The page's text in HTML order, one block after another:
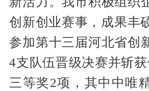
创新创业赛事，成果丰
参加第十三届河北省创
4支队伍晋级决赛并斩获
三等奖2项，其中中唯